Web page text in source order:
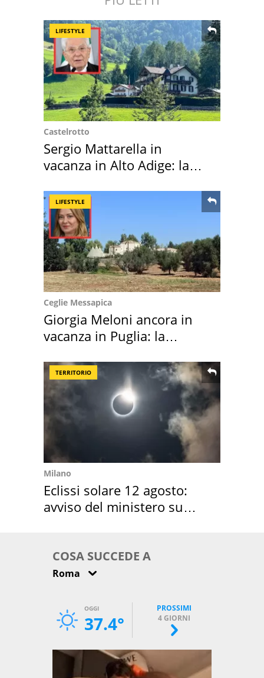
LIFESTYLE
Castelrotto
Sergio Mattarella in
vacanza in Alto Adige: la
LIFESTYLE
Ceglie Messapica
Giorgia Meloni ancora in
vacanza in Puglia: la
TERRITORIO
Milano
Eclissi solare 12 agosto:
avviso del ministero su